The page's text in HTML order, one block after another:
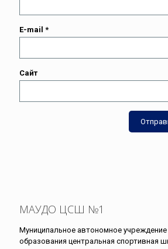
E-mail *
Сайт
МАУДО ЦСШ №1
Муниципальное автономное
образования центральная спортивная